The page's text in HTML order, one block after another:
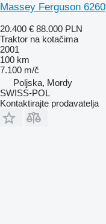
Massey Ferguson 6260
20.400 € 88.000 PLN
Traktor na kotačima
2001
100 km
7.100 m/č
Poljska, Mordy
SWISS-POL
Kontaktirajte prodavatelja